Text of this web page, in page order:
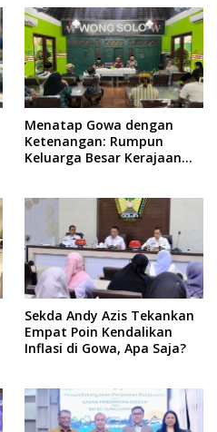
Menatap Gowa dengan
Ketenangan: Rumpun
Keluarga Besar Kerajaan
Jalur Musyawarah,
Ingatkan Soal Adat dan
Adab
Sekda Andy Azis Tekankan
Empat Poin Kendalikan
Inflasi di Gowa, Apa Saja?